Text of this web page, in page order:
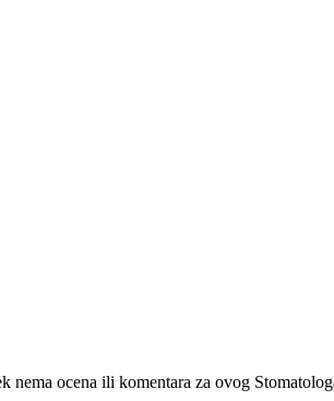
nema ocena ili komentara za ovog